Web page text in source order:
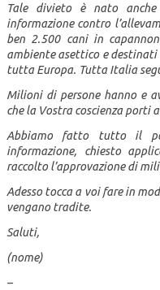
Tale divieto è nato
informazione contro
ben 2.500 cani in
ambiente asettico e destinati
tutta Europa. Tutta Italia
Milioni di persone hanno e
che la Vostra coscienza porti
Abbiamo fatto tutto il
informazione, chiesto
raccolto l’approvazione di
Adesso tocca a voi fare in
vengano tradite.
Saluti,
(nome)
–